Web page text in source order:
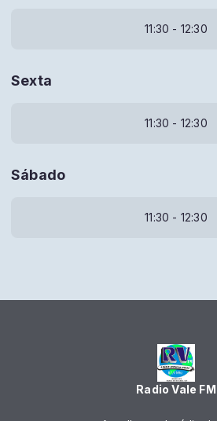
11:30 - 12:30
Sexta
11:30 - 12:30
Sábado
11:30 - 12:30
Radio Vale FM